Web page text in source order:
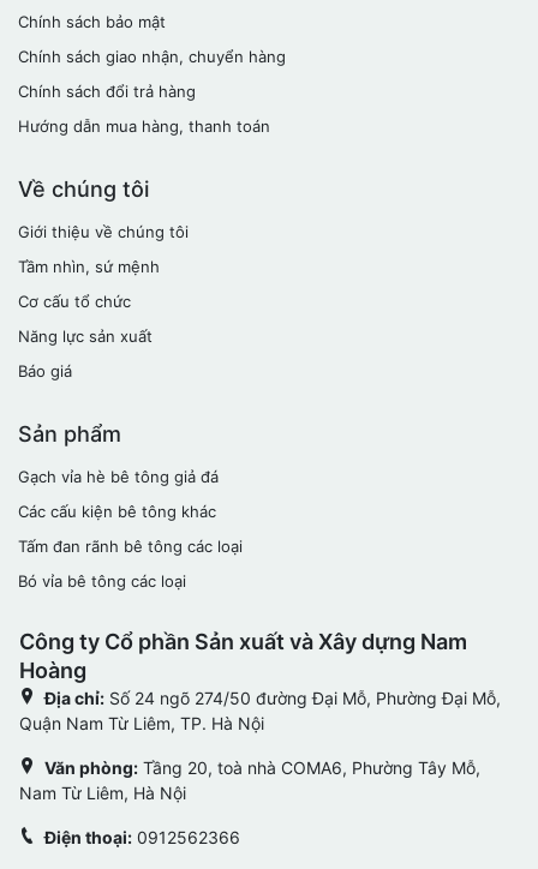
Chính sách bảo mật
Chính sách giao nhận, chuyển hàng
Chính sách đổi trả hàng
Hướng dẫn mua hàng, thanh toán
Về chúng tôi
Giới thiệu về chúng tôi
Tầm nhìn, sứ mệnh
Cơ cấu tổ chức
Năng lực sản xuất
Báo giá
Sản phẩm
Gạch vỉa hè bê tông giả đá
Các cấu kiện bê tông khác
Tấm đan rãnh bê tông các loại
Bó vỉa bê tông các loại
Công ty Cổ phần Sản xuất và Xây dựng Nam
Hoàng
Địa chỉ: Số 24 ngõ 274/50 đường Đại Mỗ, Phường Đại Mỗ,
Quận Nam Từ Liêm, TP. Hà Nội
Văn phòng: Tầng 20, toà nhà COMA6, Phường Tây Mỗ,
Nam Từ Liêm, Hà Nội
Điện thoại: 0912562366